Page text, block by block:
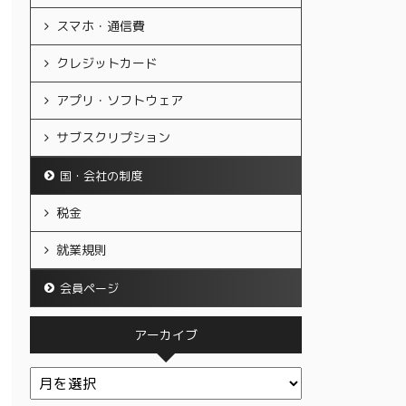
スマホ・通信費
クレジットカード
アプリ・ソフトウェア
サブスクリプション
国・会社の制度
税金
就業規則
会員ページ
アーカイブ